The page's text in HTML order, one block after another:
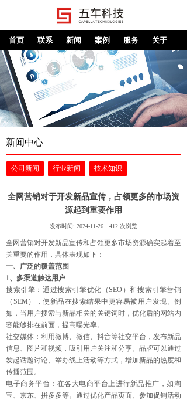
首页 联系 新闻 案例 服务 关于
新闻中心
公司新闻 行业新闻 技术知识
全网营销对于开发新品宣传，占领更多的市场资
源起到重要作用
发布时间: 2024-11-26 412 次浏览
全网营销对开发新品宣传和占领更多市场资源确实起着至
关重要的作用，具体表现如下：
一、广泛的覆盖范围
1、多渠道触达用户
搜索引擎：通过搜索引擎优化（SEO）和搜索引擎营销
（SEM），使新品在搜索结果中更容易被用户发现。例
如，当用户搜索与新品相关的关键词时，优化后的网站内
容能够排在前面，提高曝光率。
社交媒体：利用微博、微信、抖音等社交平台，发布新品
信息、图片和视频，吸引用户关注和分享。品牌可以通过
发起话题讨论、举办线上活动等方式，增加新品的热度和
传播范围。
电子商务平台：在各大电商平台上进行新品推广，如淘
宝、京东、拼多多等。通过优化产品页面、参加促销活动